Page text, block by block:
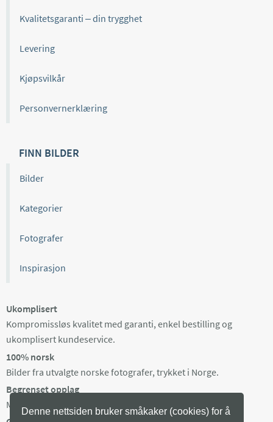
Kvalitetsgaranti – din trygghet
Levering
Kjøpsvilkår
Personvernerklæring
FINN BILDER
Bilder
Kategorier
Fotografer
Inspirasjon
Ukomplisert
Kompromissløs kvalitet med garanti, enkel bestilling og
ukomplisert kundeservice.
100% norsk
Bilder fra utvalgte norske fotografer, trykket i Norge.
Begrenset opplag
Maks 100 eksemplarer av hvert bilde, trykket på bestilling.
Denne nettsiden bruker småkaker (cookies) for å